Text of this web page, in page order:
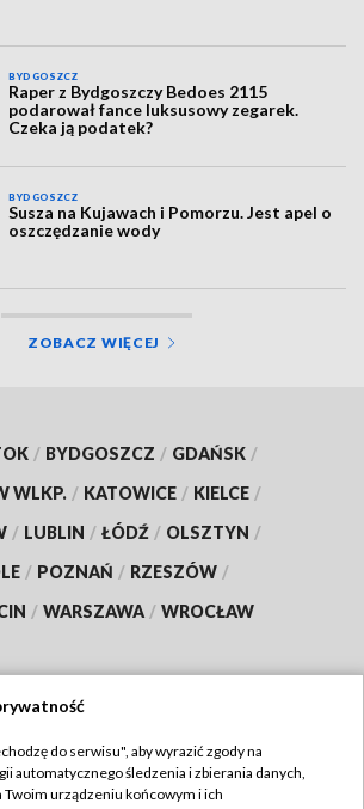
BYDGOSZCZ
Raper z Bydgoszczy Bedoes 2115
podarował fance luksusowy zegarek.
Czeka ją podatek?
BYDGOSZCZ
Susza na Kujawach i Pomorzu. Jest apel o
oszczędzanie wody
ZOBACZ WIĘCEJ
/ BYDGOSZCZ / GDAŃSK /
WLKP. / KATOWICE / KIELCE /
/ LUBLIN / ŁÓDŹ / OLSZTYN /
/ POZNAŃ / RZESZÓW /
/ WARSZAWA / WROCŁAW
TVP
do serwisu", aby wyrazić zgody na
automatycznego śledzenia i zbierania danych,
Twoim urządzeniu końcowym i ich